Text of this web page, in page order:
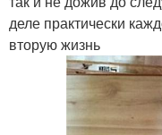
деле практически
вторую жизнь